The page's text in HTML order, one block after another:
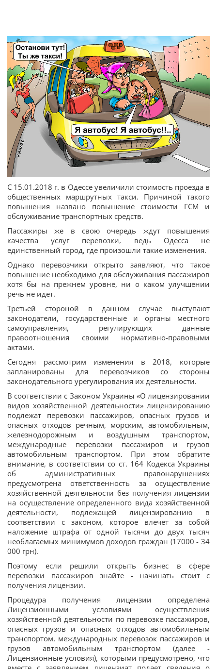
С 15.01.2018 г. в Одессе увеличили стоимость проезда в
общественных маршрутных такси. Причиной такого
повышения названо повышение стоимости ГСМ и
обслуживание транспортных средств.
Пассажиры же в свою очередь ждут повышения
качества услуг перевозки, ведь Одесса не
единственный город, где произошли такие изменения.
Однако перевозчики открыто заявляют, что такое
повышение необходимо для обслуживания пассажиров
хотя бы на прежнем уровне, ни о каком улучшении
речь не идет.
Третьей стороной в данном случае выступают
законодатели, государственные и органы местного
самоуправления, регулирующих данные
правоотношения своими нормативно-правовыми
актами.
Сегодня рассмотрим изменения в 2018, которые
запланированы для перевозчиков со стороны
законодательного урегулирования их деятельности.
В соответствии с Законом Украины «О лицензировании
видов хозяйственной деятельности» лицензированию
подлежат перевозки пассажиров, опасных грузов и
опасных отходов речным, морским, автомобильным,
железнодорожным и воздушным транспортом,
международные перевозки пассажиров и грузов
автомобильным транспортом. При этом обратите
внимание, в соответствии со ст. 164 Кодекса Украины
об административных правонарушениях
предусмотрена ответственность за осуществление
хозяйственной деятельности без получения лицензии
на осуществление определенного вида хозяйственной
деятельности, подлежащей лицензированию в
соответствии с законом, которое влечет за собой
наложение штрафа от одной тысячи до двух тысяч
необлагаемых минимумов доходов граждан (17000 - 34
000 грн).
Поэтому если решили открыть бизнес в сфере
перевозки пассажиров знайте - начинать стоит с
получения лицензии.
Процедура получения лицензии определена
Лицензионными условиями осуществления
хозяйственной деятельности по перевозке пассажиров,
опасных грузов и опасных отходов автомобильным
транспортом, международных перевозок пассажиров и
грузов автомобильным транспортом (далее -
Лицензионные условия), которыми предусмотрено, что